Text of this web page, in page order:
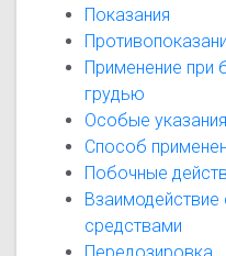
Показания
Применение при
грудью
Особые указания
Способ
Побочные
Взаимодействие
средствами